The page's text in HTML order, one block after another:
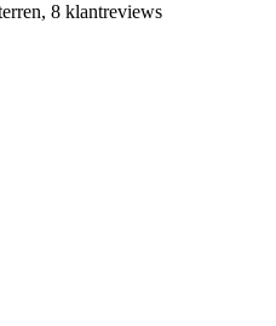
8 klantreviews